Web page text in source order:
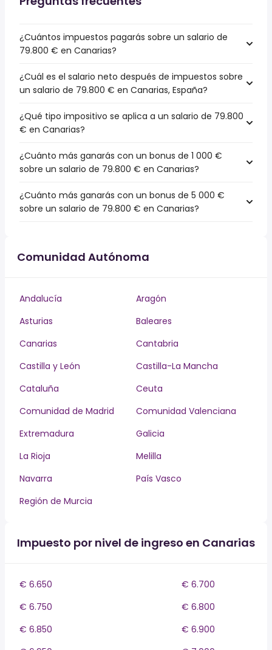
¿Cuántos impuestos pagarás sobre un salario de
79.800 € en Canarias?
¿Cuál es el salario neto después de impuestos sobre
un salario de 79.800 € en Canarias, España?
¿Qué tipo impositivo se aplica a un salario de 79.800
€ en Canarias?
¿Cuánto más ganarás con un bonus de 1 000 €
sobre un salario de 79.800 € en Canarias?
¿Cuánto más ganarás con un bonus de 5 000 €
sobre un salario de 79.800 € en Canarias?
Comunidad Autónoma
Andalucía
Aragón
Asturias
Baleares
Canarias
Cantabria
Castilla y León
Castilla-La Mancha
Cataluña
Ceuta
Comunidad de Madrid
Comunidad Valenciana
Extremadura
Galicia
La Rioja
Melilla
Navarra
País Vasco
Región de Murcia
Impuesto por nivel de ingreso en Canarias
€ 6.650
€ 6.700
€ 6.750
€ 6.800
€ 6.850
€ 6.900